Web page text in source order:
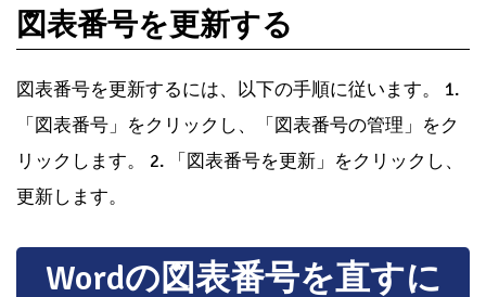
図表番号を更新する
図表番号を更新するには、以下の手順に従います。 1.
「図表番号」をクリックし、「図表番号の管理」をク
リックします。 2. 「図表番号を更新」をクリックし、
更新します。
Wordの図表番号を直すに